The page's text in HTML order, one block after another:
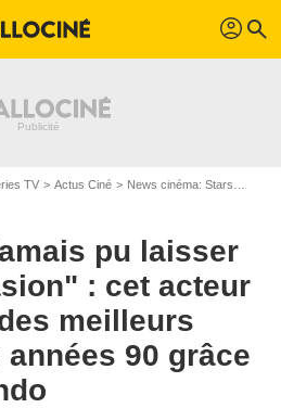
profil search
TV Actus Ciné News cinéma: Stars
pu laisser
: cet acteur
meilleurs
90 grâce